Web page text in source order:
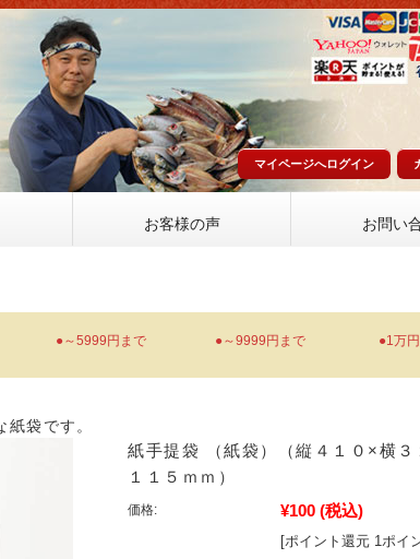
マイページへログイン
お客様の声 お問い
●～5999円まで ●～9999円まで ●1万
袋です。
紙手提袋 （紙袋）（縦４１０×横３
１１５ｍｍ）
価格: ¥100 (税込)
[ポイント還元 1ポイ